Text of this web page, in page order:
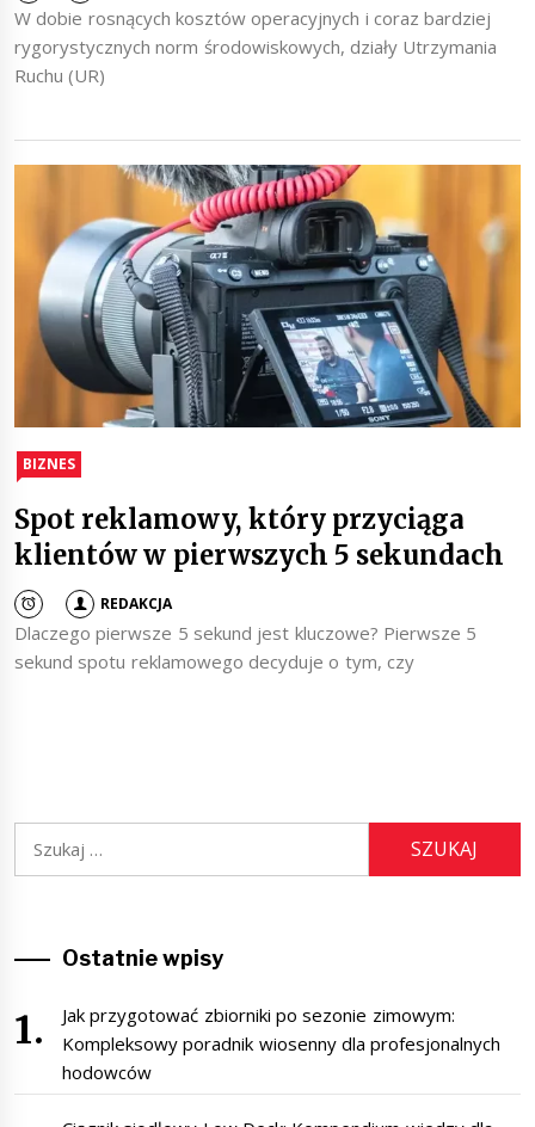
W dobie rosnących kosztów operacyjnych i coraz bardziej
rygorystycznych norm środowiskowych, działy Utrzymania
Ruchu (UR)
BIZNES
Spot reklamowy, który przyciąga
klientów w pierwszych 5 sekundach
REDAKCJA
Dlaczego pierwsze 5 sekund jest kluczowe? Pierwsze 5
sekund spotu reklamowego decyduje o tym, czy
Ostatnie wpisy
Jak przygotować zbiorniki po sezonie zimowym:
Kompleksowy poradnik wiosenny dla profesjonalnych
hodowców